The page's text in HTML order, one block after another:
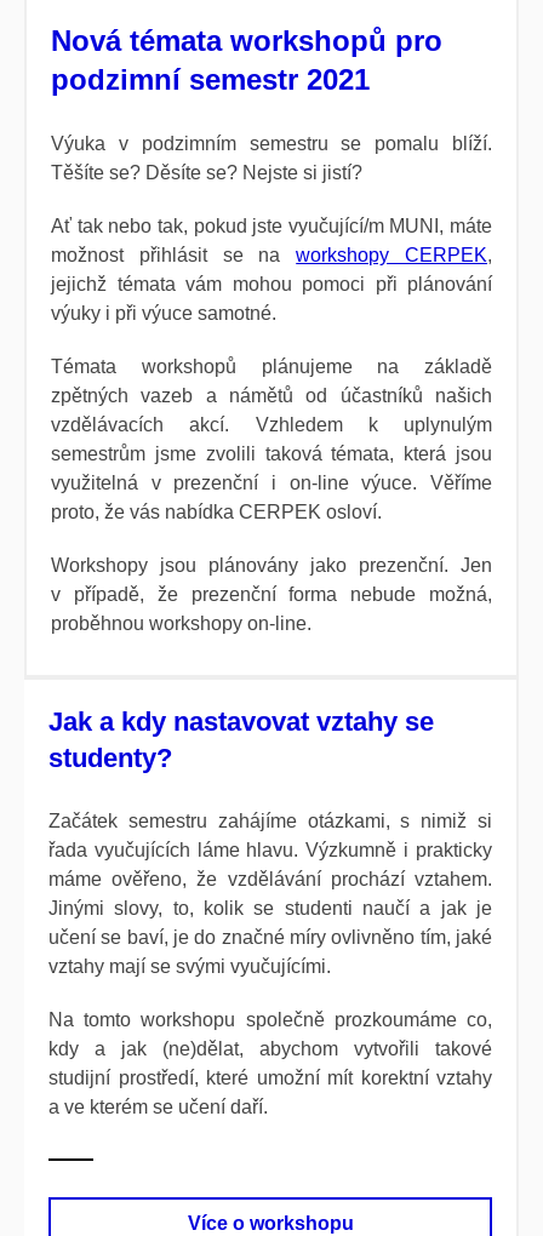
Nová témata workshopů pro
podzimní semestr 2021
Výuka v podzimním semestru se pomalu blíží.
Těšíte se? Děsíte se? Nejste si jistí?
Ať tak nebo tak, pokud jste vyučující/m MUNI, máte
možnost přihlásit se naworkshopy CERPEK,
jejichž témata vám mohou pomoci při plánování
výuky i při výuce samotné.
Témata workshopů plánujeme na základě
zpětných vazeb a námětů od účastníků našich
vzdělávacích akcí. Vzhledem k uplynulým
semestrům jsme zvolili taková témata, která jsou
využitelná v prezenční i on-line výuce. Věříme
proto, že vás nabídka CERPEK osloví.
Workshopy jsou plánovány jako prezenční. Jen
v případě, že prezenční forma nebude možná,
proběhnou workshopy on-line.
Jak a kdy nastavovat vztahy se
studenty?
Začátek semestru zahájíme otázkami, s nimiž si
řada vyučujících láme hlavu. Výzkumně i prakticky
máme ověřeno, že vzdělávání prochází vztahem.
Jinými slovy, to, kolik se studenti naučí a jak je
učení se baví, je do značné míry ovlivněno tím, jaké
vztahy mají se svými vyučujícími.
Na tomto workshopu společně prozkoumáme co,
kdy a jak (ne)dělat, abychom vytvořili takové
studijní prostředí, které umožní mít korektní vztahy
a ve kterém se učení daří.
Více o workshopu